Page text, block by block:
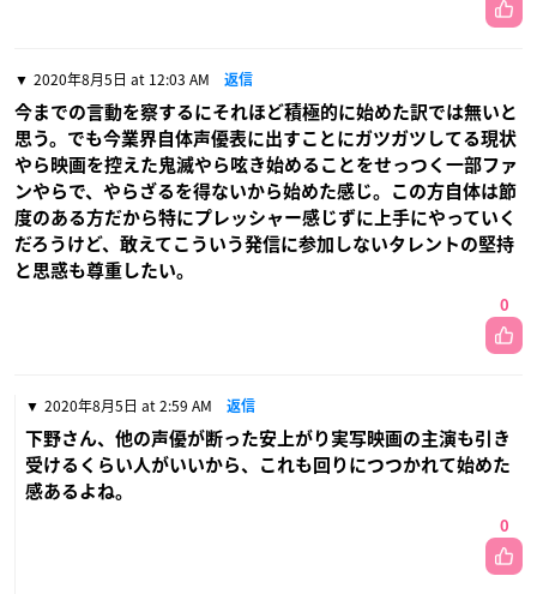
2020年8月5日 at 12:03 AM 返信
今までの言動を察するにそれほど積極的に始めた訳では無いと
思う。でも今業界自体声優表に出すことにガツガツしてる現状
やら映画を控えた鬼滅やら呟き始めることをせっつく一部ファ
ンやらで、やらざるを得ないから始めた感じ。この方自体は節
度のある方だから特にプレッシャー感じずに上手にやっていく
だろうけど、敢えてこういう発信に参加しないタレントの堅持
と思惑も尊重したい。
0
2020年8月5日 at 2:59 AM 返信
下野さん、他の声優が断った安上がり実写映画の主演も引き
受けるくらい人がいいから、これも回りにつつかれて始めた
感あるよね。
0